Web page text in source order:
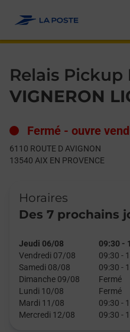
Relais Pickup
VIGNERON
Fermé - ouvre
6110 ROUTE D AVIGNON
13540 AIX EN PROVENCE
Horaires
Des 7 prochains
Jeudi 06/08 09:30 -
Vendredi 07/08
09:30 -
Samedi 08/08
09:30 -
Dimanche 09/08
Fermé
Lundi 10/08
Fermé
Mardi 11/08
09:30 -
Mercredi 12/08
09:30 -